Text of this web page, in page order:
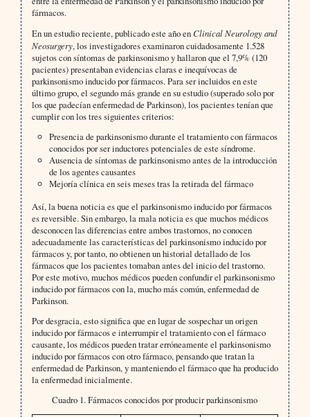
fármacos.
En un estudio reciente, publicado este año enClinical Neurology and
Neosurgery, los investigadores examinaron cuidadosamente 1.528
sujetos con síntomas de parkinsonismo y hallaron que el 7,9% (120
pacientes) presentaban evidencias claras e inequívocas de
parkinsonismo inducido por fármacos. Para ser incluidos en este
último grupo, el segundo más grande en su estudio (superado solo por
los que padecían enfermedad de Parkinson), los pacientes tenían que
cumplir con los tres siguientes criterios:
Presencia de parkinsonismo durante el tratamiento con fármacos
conocidos por ser inductores potenciales de este síndrome.
Ausencia de síntomas de parkinsonismo antes de la introducción
de los agentes causantes
Mejoría clínica en seis meses tras la retirada del fármaco
Así, la buena noticia es que el parkinsonismo inducido por fármacos
es reversible. Sin embargo, la mala noticia es que muchos médicos
desconocen las diferencias entre ambos trastornos, no conocen
adecuadamente las características del parkinsonismo inducido por
fármacos y, por tanto, no obtienen un historial detallado de los
fármacos que los pacientes tomaban antes del inicio del trastorno.
Por este motivo, muchos médicos pueden confundir el parkinsonismo
inducido por fármacos con la, mucho más común, enfermedad de
Parkinson.
Por desgracia, esto significa que en lugar de sospechar un origen
inducido por fármacos e interrumpir el tratamiento con el fármaco
causante, los médicos pueden tratar erróneamente el parkinsonismo
inducido por fármacos con otro fármaco, pensando que tratan la
enfermedad de Parkinson, y manteniendo el fármaco que ha producido
la enfermedad inicialmente.
Cuadro 1. Fármacos conocidos por producir parkinsonismo